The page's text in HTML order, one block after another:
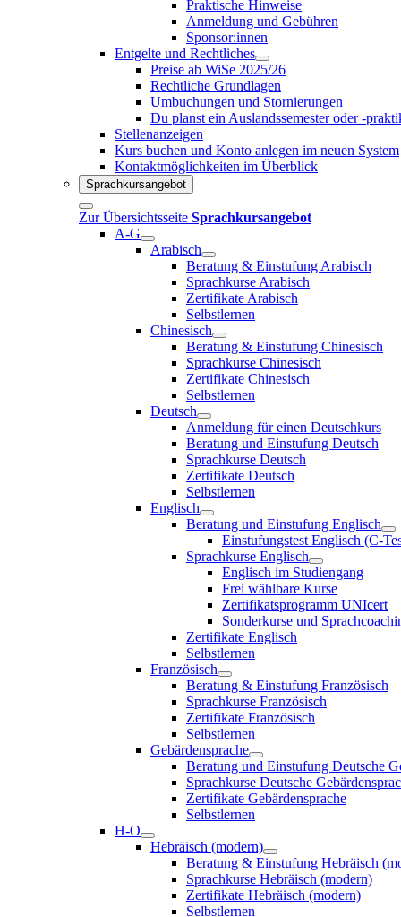
Praktische Hinweise
Anmeldung und Gebühren
Sponsor:innen
Entgelte und Rechtliches
Preise ab WiSe 2025/26
Rechtliche Grundlagen
Umbuchungen und Stornierungen
Du planst ein Auslandssemester oder -
Stellenanzeigen
Kurs buchen und Konto anlegen im neuen System
Kontaktmöglichkeiten im Überblick
Sprachkursangebot
Zur Übersichtsseite Sprachkursangebot
A-G
Arabisch
Beratung & Einstufung Arabisch
Sprachkurse Arabisch
Zertifikate Arabisch
Selbstlernen
Chinesisch
Beratung & Einstufung Chinesisch
Sprachkurse Chinesisch
Zertifikate Chinesisch
Selbstlernen
Deutsch
Anmeldung für einen Deutschkurs
Beratung und Einstufung Deutsch
Sprachkurse Deutsch
Zertifikate Deutsch
Selbstlernen
Englisch
Beratung und Einstufung Englisch
Einstufungstest Englisch (C-
Sprachkurse Englisch
Englisch im Studiengang
Frei wählbare Kurse
Zertifikatsprogramm UNIcert
Sonderkurse und
Zertifikate Englisch
Selbstlernen
Französisch
Beratung & Einstufung Französisch
Sprachkurse Französisch
Zertifikate Französisch
Selbstlernen
Gebärdensprache
Beratung und Einstufung Deutsche
Sprachkurse Deutsche
Zertifikate Gebärdensprache
Selbstlernen
H-O
Hebräisch (modern)
Beratung & Einstufung Hebräisch
Sprachkurse Hebräisch (modern)
Zertifikate Hebräisch (modern)
Selbstlernen